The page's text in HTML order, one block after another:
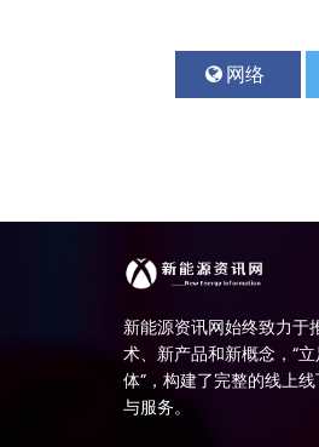
网络
水环境治理技术
新能源资讯网始终致力于
术、新产品和新概念，“
体”，构建了完整的线上
与服务。